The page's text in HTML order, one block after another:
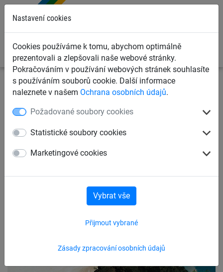
Nastavení cookies
Cookies používáme k tomu, abychom optimálně
prezentovali a zlepšovali naše webové stránky.
Pokračováním v používání webových stránek souhlasíte
s používáním souborů cookie. Další informace
naleznete v našem Ochrana osobních údajů.
Požadované soubory cookies
Statistické soubory cookies
Marketingové cookies
Zásady zpracování osobních údajů
Přijmout vybrané
Vybrat vše
Sportovní sítě Sítě a plůtky na lyžování
Lyžařské
Síťový plot pro zachycení
sněhu 1,10 x 50 m